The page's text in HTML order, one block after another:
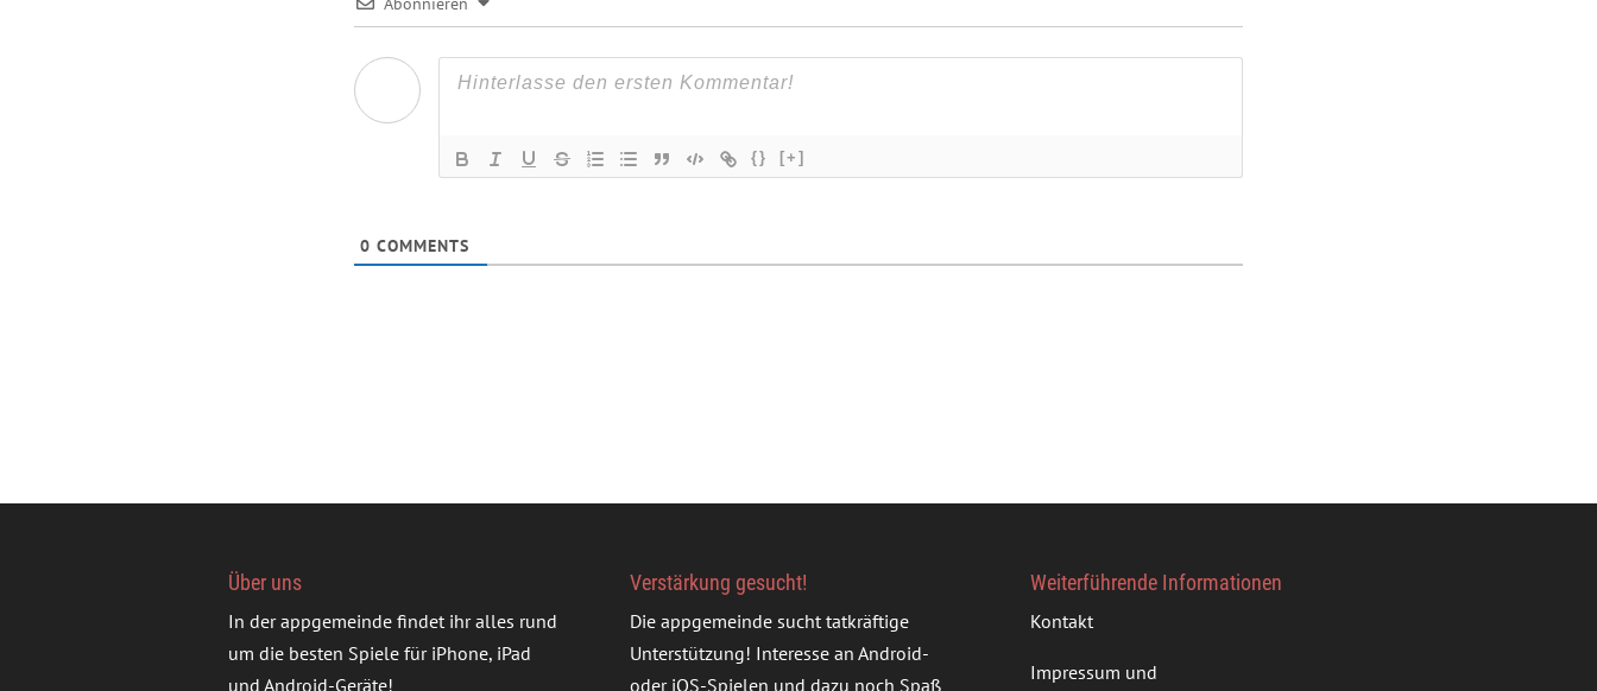
{} [+]
0 COMMENTS
Über uns
In der appgemeinde findet ihr alles rund
um die besten Spiele für iPhone, iPad
und Android-Geräte!
Verstärkung gesucht!
Die appgemeinde sucht tatkräftige
Unterstützung! Interesse an Android-
oder iOS-Spielen und dazu noch Spaß
Weiterführende Informationen
Kontakt
Impressum und